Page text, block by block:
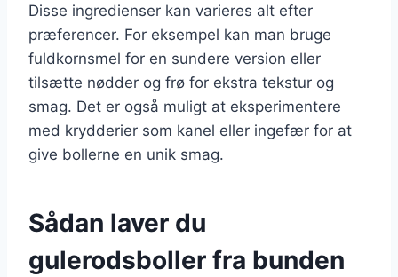
Disse ingredienser kan varieres alt efter
præferencer. For eksempel kan man bruge
fuldkornsmel for en sundere version eller
tilsætte nødder og frø for ekstra tekstur og
smag. Det er også muligt at eksperimentere
med krydderier som kanel eller ingefær for at
give bollerne en unik smag.
Sådan laver du
gulerodsboller fra bunden